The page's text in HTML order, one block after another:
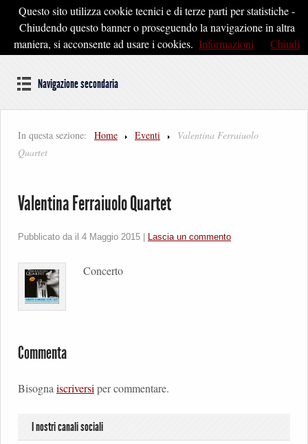
Pontedera2020
Dal cuore della Toscana un'idea di Futuro
Navigazione secondaria
In questa sezione: Home Eventi
Valentina Ferraiuolo
Quartet
Valentina Ferraiuolo Quartet
Pubblicato da il 4 Maggio 2015 Lascia un commento
Concerto
Commenta
Bisognaiscriversiper commentare.
I nostri canali sociali
Questo sito utilizza cookie tecnici e di terze parti per statistiche -
Chiudendo questo banner o proseguendo la navigazione in altra
maniera, si acconsente ad usare i cookies. Informazioni Chiudi